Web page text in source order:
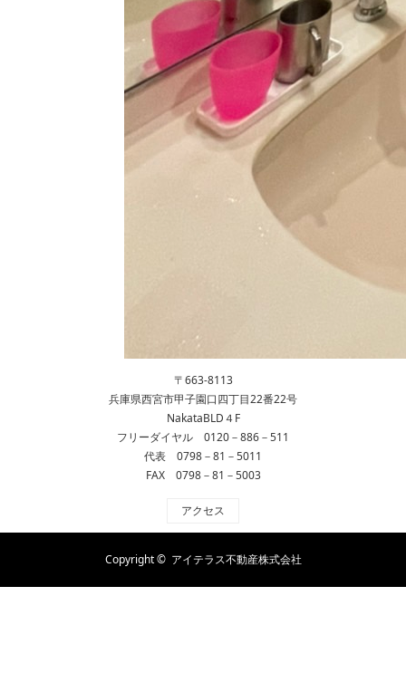
〒663-8113
兵庫県西宮市甲子園口四丁目22番22号
NakataBLD４F
フリーダイヤル 0120－886－511
代表 0798－81－5011
FAX 0798－81－5003
アクセス
Copyright © アイテラス不動産株式会社